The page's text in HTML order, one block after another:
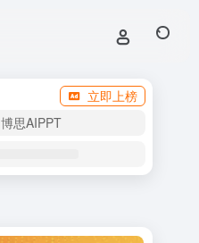
立即上榜
博思AIPPT